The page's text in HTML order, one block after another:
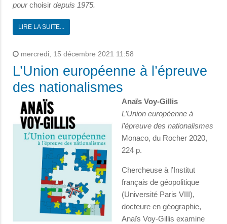
pourchoisir depuis 1975.
LIRE LA SUITE...
mercredi, 15 décembre 2021 11:58
L’Union européenne à l’épreuve
des nationalismes
Anaïs Voy-Gillis
L’Union européenne à
l’épreuve des nationalismes
Monaco, du Rocher 2020,
224 p.
Chercheuse à l’Institut
français de géopolitique
(Université Paris VIII),
docteure en géographie,
Anaïs Voy-Gillis examine